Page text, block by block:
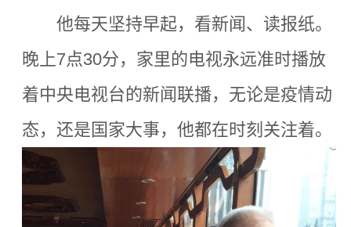
他每天坚持早起，看新闻、读报纸。
晚上7点30分，家里的电视永远准时播放
着中央电视台的新闻联播，无论是疫情动
态，还是国家大事，他都在时刻关注着。